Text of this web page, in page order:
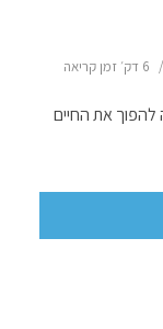
6 דק׳ זמן קריאה
את החיים